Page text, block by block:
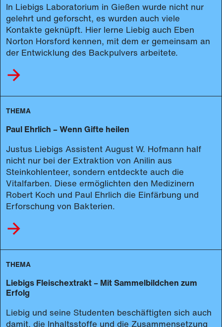
In Liebigs Laboratorium in Gießen wurde nicht nur
gelehrt und geforscht, es wurden auch viele
Kontakte geknüpft. Hier lerne Liebig auch Eben
Norton Horsford kennen, mit dem er gemeinsam an
der Entwicklung des Backpulvers arbeitete.
THEMA
Paul Ehrlich – Wenn Gifte heilen
Justus Liebigs Assistent August W. Hofmann half
nicht nur bei der Extraktion von Anilin aus
Steinkohlenteer, sondern entdeckte auch die
Vitalfarben. Diese ermöglichten den Medizinern
Robert Koch und Paul Ehrlich die Einfärbung und
Erforschung von Bakterien.
THEMA
Liebigs Fleischextrakt – Mit Sammelbildchen zum
Erfolg
Liebig und seine Studenten beschäftigten sich auch
damit, die Inhaltsstoffe und die Zusammensetzung